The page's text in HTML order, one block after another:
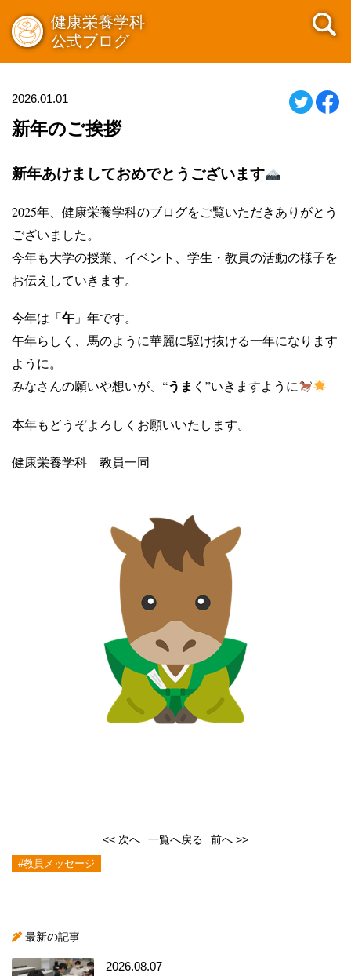
健康栄養学科
公式ブログ
2026.01.01
新年のご挨拶
新年あけましておめでとうございます
2025年、健康栄養学科のブログをご覧いただきありがとう
ございました。
今年も大学の授業、イベント、学生・教員の活動の様子を
お伝えしていきます。
今年は「午 」年です。
午年らしく、馬のように華麗に駆け抜ける一年になります
ように。
みなさんの願いや想いが、“うま く ”いきますように
本年もどうぞよろしくお願いいたします。
健康栄養学科 教員一同
<< 次へ 一覧へ戻る 前へ >>
#教員メッセージ
最新の記事
2026.08.07